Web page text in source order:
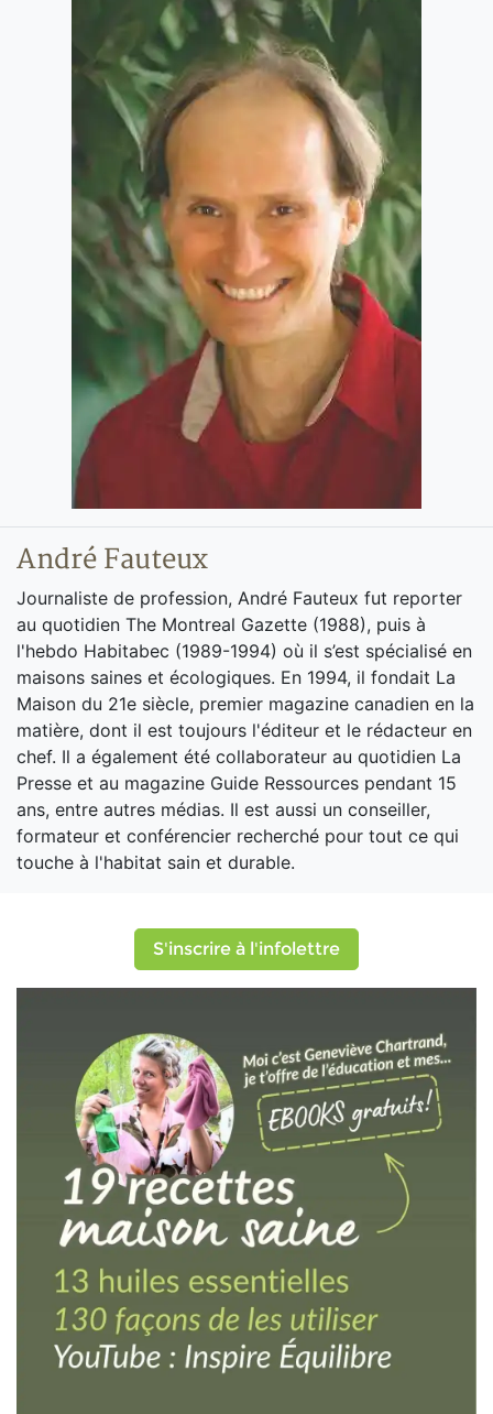
André Fauteux
Journaliste de profession, André Fauteux fut reporter
au quotidien The Montreal Gazette (1988), puis à
l'hebdo Habitabec (1989-1994) où il s’est spécialisé en
maisons saines et écologiques. En 1994, il fondait La
Maison du 21e siècle, premier magazine canadien en la
matière, dont il est toujours l'éditeur et le rédacteur en
chef. Il a également été collaborateur au quotidien La
Presse et au magazine Guide Ressources pendant 15
ans, entre autres médias. Il est aussi un conseiller,
formateur et conférencier recherché pour tout ce qui
touche à l'habitat sain et durable.
S'inscrire à l'infolettre